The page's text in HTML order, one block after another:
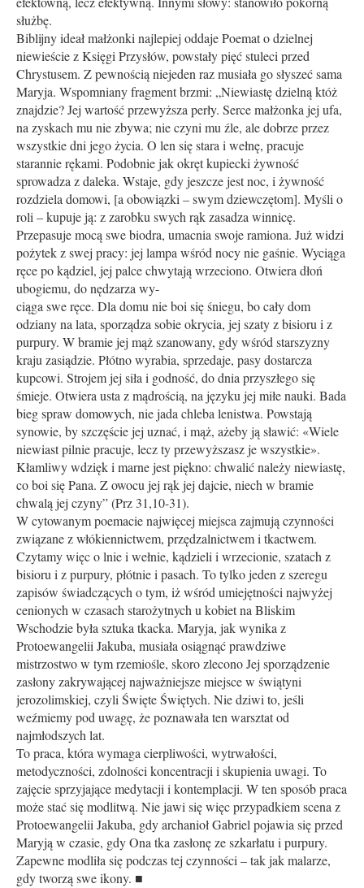
służbę.
Biblijny ideał małżonki najlepiej oddaje Poemat o dzielnej
niewieście z Księgi Przysłów, powstały pięć stuleci przed
Chrystusem. Z pewnością niejeden raz musiała go słyszeć sama
Maryja. Wspomniany fragment brzmi: „Niewiastę dzielną któż
znajdzie? Jej wartość przewyższa perły. Serce małżonka jej ufa,
na zyskach mu nie zbywa; nie czyni mu źle, ale dobrze przez
wszystkie dni jego życia. O len się stara i wełnę, pracuje
starannie rękami. Podobnie jak okręt kupiecki żywność
sprowadza z daleka. Wstaje, gdy jeszcze jest noc, i żywność
rozdziela domowi, [a obowiązki – swym dziewczętom]. Myśli o
roli – kupuje ją: z zarobku swych rąk zasadza winnicę.
Przepasuje mocą swe biodra, umacnia swoje ramiona. Już widzi
pożytek z swej pracy: jej lampa wśród nocy nie gaśnie. Wyciąga
ręce po kądziel, jej palce chwytają wrzeciono. Otwiera dłoń
ubogiemu, do nędzarza wy-
cią­ga swe ręce. Dla domu nie boi się śniegu, bo cały dom
odziany na lata, sporządza sobie okrycia, jej szaty z bisioru i z
purpury. W bramie jej mąż szanowany, gdy wśród starszyzny
kraju zasiądzie. Płótno wyrabia, sprzedaje, pasy dostarcza
kupcowi. Strojem jej siła i godność, do dnia przyszłego się
śmieje. Otwiera usta z mądrością, na języku jej miłe nauki. Bada
bieg spraw domowych, nie jada chleba lenistwa. Powstają
synowie, by szczęście jej uznać, i mąż, ażeby ją sławić: «Wiele
niewiast pilnie pracuje, lecz ty przewyższasz je wszystkie».
Kłamliwy wdzięk i marne jest piękno: chwalić należy niewiastę,
co boi się Pana. Z owocu jej rąk jej dajcie, niech w bramie
chwalą jej czyny” (Prz 31,10-31).
W cytowanym poemacie najwięcej miejsca zajmują czynności
związane z włókiennictwem, przędzalnictwem i tkactwem.
Czytamy więc o lnie i wełnie, kądzieli i wrzecionie, szatach z
bisioru i z purpury, płótnie i pasach. To tylko jeden z szeregu
zapisów świadczących o tym, iż wśród umiejętności najwyżej
cenionych w czasach starożytnych u kobiet na Bliskim
Wschodzie była sztuka tkacka. Maryja, jak wynika z
Protoewangelii Jakuba, musiała osiągnąć prawdziwe
mistrzostwo w tym rzemiośle, skoro zlecono Jej sporządzenie
zasłony zakrywającej najważniejsze miejsce w świątyni
jerozolimskiej, czyli Święte Świętych. Nie dziwi to, jeśli
weźmiemy pod uwagę, że poznawała ten warsztat od
najmłodszych lat.
To praca, która wymaga cierpliwości, wytrwałości,
metodyczności, zdolności koncentracji i skupienia uwagi. To
zajęcie sprzyjające medytacji i kontemplacji. W ten sposób praca
może stać się modlitwą. Nie jawi się więc przypadkiem scena z
Protoewangelii Jakuba, gdy archanioł Gabriel pojawia się przed
Maryją w czasie, gdy Ona tka zasłonę ze szkarłatu i purpury.
Zapewne modliła się podczas tej czynności – tak jak malarze,
gdy tworzą swe ikony. ■